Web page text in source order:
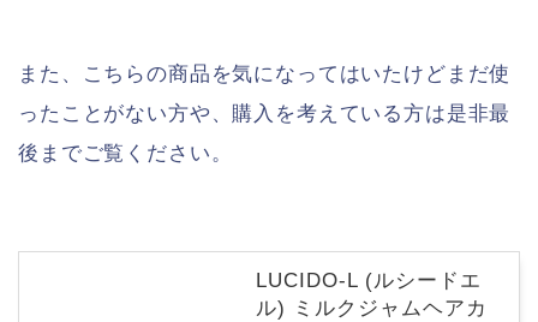
また、こちらの商品を気になってはいたけどまだ使
ったことがない方や、購入を考えている方は是非最
後までご覧ください。
LUCIDO-L (ルシードエ
ル) ミルクジャムヘアカ